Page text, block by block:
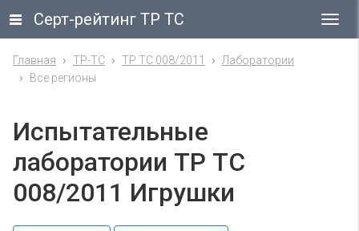
Серт-рейтинг ТР ТС
Главная ТР-ТС ТР ТС 008/2011
Лаборатории
Все регионы
Испытательные
лаборатории ТР ТС
008/2011 Игрушки